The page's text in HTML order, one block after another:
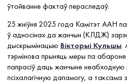
ўтойванне фактаў пераследаў.
25 жніўня 2025 года Камітэт ААН па
ў адносінах да жанчын (КЛДЖ)
дыскрымінацыю Вікторыі Кульшы.
тэрмінова прыняць меры па абароне
папрасіў даць жанчыне неабходную
псіхалагічную дапамогу, а таксама